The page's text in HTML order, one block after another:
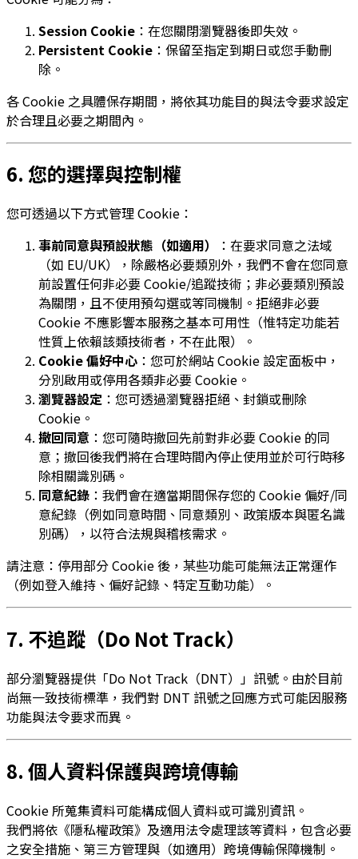
Session Cookie ：在您關閉瀏覽器後即失效。
Persistent Cookie ：保留至指定到期日或您手動刪
除。
各 Cookie 之具體保存期間，將依其功能目的與法令要求設定
於合理且必要之期間內。
6. 您的選擇與控制權
您可透過以下方式管理 Cookie：
事前同意與預設狀態（如適用）
：在要求同意之法域
（如 EU/UK），除嚴格必要類別外，我們不會在您同意
前設置任何非必要 Cookie/追蹤技術；非必要類別預設
為關閉，且不使用預勾選或等同機制。拒絕非必要
Cookie 不應影響本服務之基本可用性（惟特定功能若
性質上依賴該類技術者，不在此限）。
Cookie 偏好中心 ：您可於網站 Cookie 設定面板中，
分別啟用或停用各類非必要 Cookie。
瀏覽器設定 ：您可透過瀏覽器拒絕、封鎖或刪除
Cookie。
撤回同意 ：您可隨時撤回先前對非必要 Cookie 的同
意；撤回後我們將在合理時間內停止使用並於可行時移
除相關識別碼。
同意紀錄 ：我們會在適當期間保存您的 Cookie 偏好/同
意紀錄（例如同意時間、同意類別、政策版本與匿名識
別碼），以符合法規與稽核需求。
請注意：停用部分 Cookie 後，某些功能可能無法正常運作
（例如登入維持、偏好記錄、特定互動功能）。
7. 不追蹤（Do Not Track）
部分瀏覽器提供「Do Not Track（DNT）」訊號。由於目前
尚無一致技術標準，我們對 DNT 訊號之回應方式可能因服務
功能與法令要求而異。
8. 個人資料保護與跨境傳輸
Cookie 所蒐集資料可能構成個人資料或可識別資訊。
我們將依《隱私權政策》及適用法令處理該等資料，包含必要
之安全措施、第三方管理與（如適用）跨境傳輸保障機制。